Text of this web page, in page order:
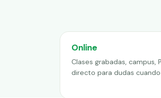
Online
Clases grabadas, campus,
directo para dudas